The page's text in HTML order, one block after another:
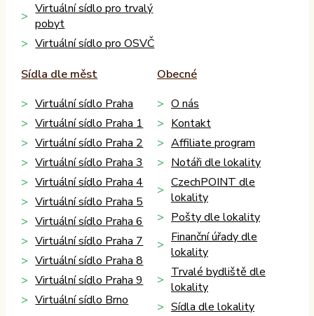
Virtuální sídlo pro trvalý
pobyt
Virtuální sídlo pro OSVČ
Sídla dle měst
Virtuální sídlo Praha
Virtuální sídlo Praha 1
Virtuální sídlo Praha 2
Virtuální sídlo Praha 3
Virtuální sídlo Praha 4
Virtuální sídlo Praha 5
Virtuální sídlo Praha 6
Virtuální sídlo Praha 7
Virtuální sídlo Praha 8
Virtuální sídlo Praha 9
Virtuální sídlo Brno
Obecné
O nás
Kontakt
Affiliate program
Notáři dle lokality
CzechPOINT dle
lokality
Pošty dle lokality
Finanční úřady dle
lokality
Trvalé bydliště dle
lokality
Sídla dle lokality